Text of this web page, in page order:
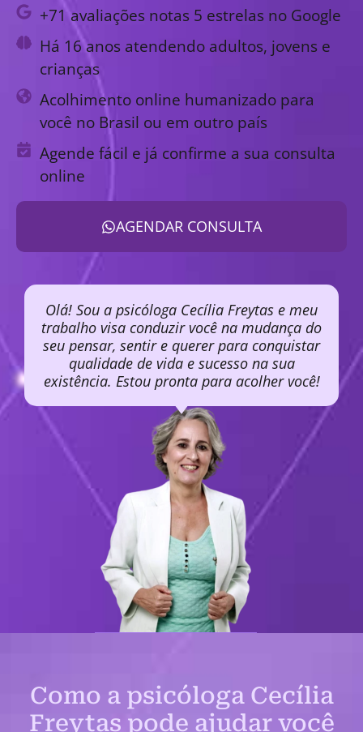
+71 avaliações notas 5 estrelas no Google
Há 16 anos atendendo adultos, jovens e
crianças
Acolhimento online humanizado para
você no Brasil ou em outro país
Agende fácil e já confirme a sua consulta
online
AGENDAR CONSULTA
Olá! Sou a psicóloga Cecília Freytas e meu
trabalho visa conduzir você na mudança do
seu pensar, sentir e querer para conquistar
qualidade de vida e sucesso na sua
existência. Estou pronta para acolher você!
Como a psicóloga Cecília
Freytas pode ajudar você